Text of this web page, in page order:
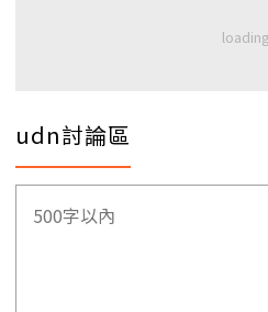
udn討論區